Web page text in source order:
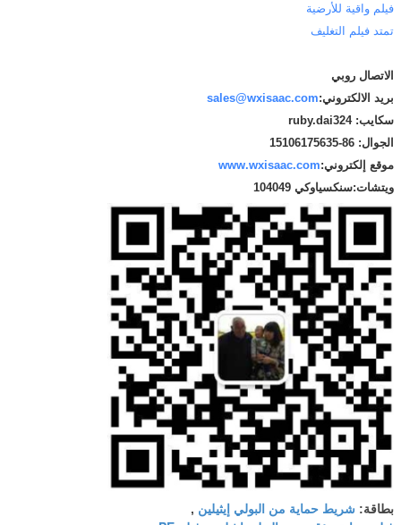
فيلم واقية للأرضية
تمتد فيلم التغليف
الاتصال روبي
بريد الالكتروني:sales@wxisaac.com
سكايب: ruby.dai324
الجوال: 86-15106175635
موقع إلكتروني:www.wxisaac.com
ويتشات:سنكسياوكي 104049
بطاقة: شريط حماية من البولي إيثيلين ,